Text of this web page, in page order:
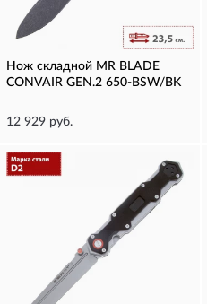
Нож складной MR BLADE
CONVAIR GEN.2 650-BSW/BK
12 929 руб.